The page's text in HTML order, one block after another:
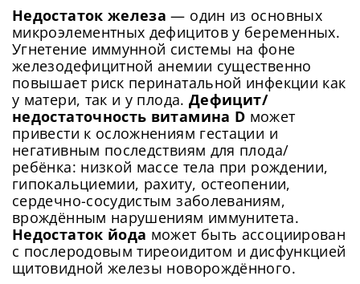
Недостаток железа— один из основных
микроэлементных дефицитов у беременных.
Угнетение иммунной системы на фоне
железодефицитной анемии существенно
повышает риск перинатальной инфекции как
у матери, так и у плода. Дефицит/
недостаточность витамина D может
привести к осложнениям гестации и
негативным последствиям для плода/
ребёнка: низкой массе тела при рождении,
гипокальциемии, рахиту, остеопении,
сердечно-сосудистым заболеваниям,
врождённым нарушениям иммунитета.
Недостаток йода может быть ассоциирован
с послеродовым тиреоидитом и дисфункцией
щитовидной железы новорождённого.